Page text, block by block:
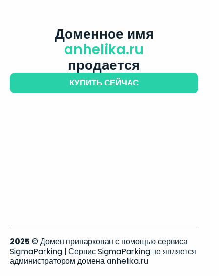
Доменное имя
anhelika.ru
продается
КУПИТЬ СЕЙЧАС
2025 © Домен припаркован с помощью сервиса
SigmaParking | Сервис SigmaParking не является
администратором домена anhelika.ru